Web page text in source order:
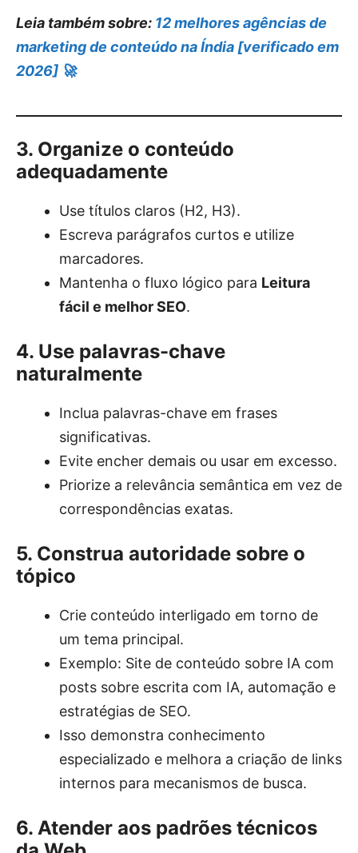
Leia também sobre: 12 melhores agências de
marketing de conteúdo na Índia [verificado em
2026] 🚀
3. Organize o conteúdo
adequadamente
Use títulos claros (H2, H3).
Escreva parágrafos curtos e utilize
marcadores.
Mantenha o fluxo lógico para Leitura
fácil e melhor SEO.
4. Use palavras-chave
naturalmente
Inclua palavras-chave em frases
significativas.
Evite encher demais ou usar em excesso.
Priorize a relevância semântica em vez de
correspondências exatas.
5. Construa autoridade sobre o
tópico
Crie conteúdo interligado em torno de
um tema principal.
Exemplo: Site de conteúdo sobre IA com
posts sobre escrita com IA, automação e
estratégias de SEO.
Isso demonstra conhecimento
especializado e melhora a criação de links
internos para mecanismos de busca.
6. Atender aos padrões técnicos